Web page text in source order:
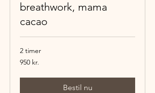
breathwork, mama
cacao
2 timer
950
danske
950 kr.
Bestil nu